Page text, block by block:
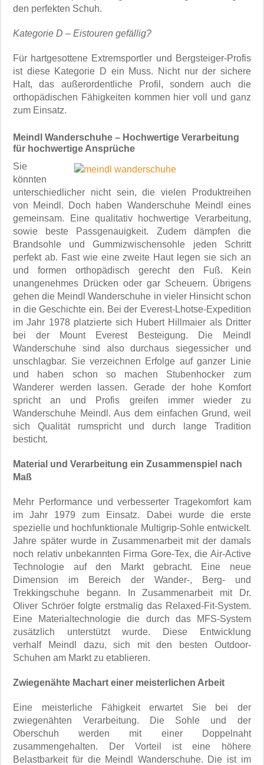
den perfekten Schuh.
Kategorie D – Eistouren gefällig?
Für hartgesottene Extremsportler und Bergsteiger-Profis
ist diese Kategorie D ein Muss. Nicht nur der sichere
Halt, das außerordentliche Profil, sondern auch die
orthopädischen Fähigkeiten kommen hier voll und ganz
zum Einsatz.
Meindl Wanderschuhe – Hochwertige Verarbeitung
für hochwertige Ansprüche
Sie
könnten
unterschiedlicher nicht sein, die vielen Produktreihen
von Meindl. Doch haben Wanderschuhe Meindl eines
gemeinsam. Eine qualitativ hochwertige Verarbeitung,
sowie beste Passgenauigkeit. Zudem dämpfen die
Brandsohle und Gummizwischensohle jeden Schritt
perfekt ab. Fast wie eine zweite Haut legen sie sich an
und formen orthopädisch gerecht den Fuß. Kein
unangenehmes Drücken oder gar Scheuern. Übrigens
gehen die Meindl Wanderschuhe in vieler Hinsicht schon
in die Geschichte ein. Bei der Everest-Lhotse-Expedition
im Jahr 1978 platzierte sich Hubert Hillmaier als Dritter
bei der Mount Everest Besteigung. Die Meindl
Wanderschuhe sind also durchaus siegessicher und
unschlagbar. Sie verzeichnen Erfolge auf ganzer Linie
und haben schon so machen Stubenhocker zum
Wanderer werden lassen. Gerade der hohe Komfort
spricht an und Profis greifen immer wieder zu
Wanderschuhe Meindl. Aus dem einfachen Grund, weil
sich Qualität rumspricht und durch lange Tradition
besticht.
Material und Verarbeitung ein Zusammenspiel nach
Maß
Mehr Performance und verbesserter Tragekomfort kam
im Jahr 1979 zum Einsatz. Dabei wurde die erste
spezielle und hochfunktionale Multigrip-Sohle entwickelt.
Jahre später wurde in Zusammenarbeit mit der damals
noch relativ unbekannten Firma Gore-Tex, die Air-Active
Technologie auf den Markt gebracht. Eine neue
Dimension im Bereich der Wander-, Berg- und
Trekkingschuhe begann. In Zusammenarbeit mit Dr.
Oliver Schröer folgte erstmalig das Relaxed-Fit-System.
Eine Materialtechnologie die durch das MFS-System
zusätzlich unterstützt wurde. Diese Entwicklung
verhalf Meindl dazu, sich mit den besten Outdoor-
Schuhen am Markt zu etablieren.
Zwiegenähte Machart einer meisterlichen Arbeit
Eine meisterliche Fähigkeit erwartet Sie bei der
zwiegenähten Verarbeitung. Die Sohle und der
Oberschuh werden mit einer Doppelnaht
zusammengehalten. Der Vorteil ist eine höhere
Belastbarkeit für die Meindl Wanderschuhe. Die ist im